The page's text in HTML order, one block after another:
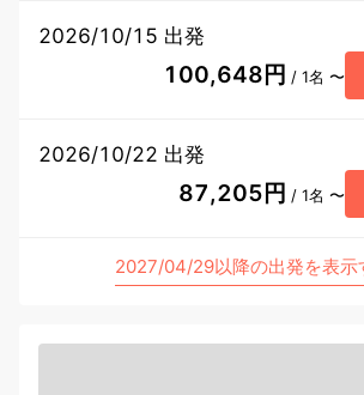
2026/10/15 出発
100,648円 / 1名 〜
2026/10/22 出発
87,205円 / 1名 〜
2027/04/29以降の出発を表示